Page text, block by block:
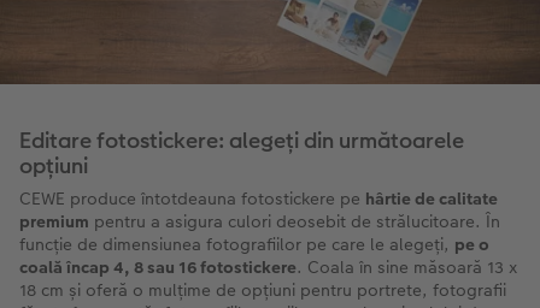
Editare fotostickere: alegeți din următoarele
opțiuni
CEWE produce întotdeauna fotostickere pe hârtie de calitate
premium pentru a asigura culori deosebit de strălucitoare. În
funcție de dimensiunea fotografiilor pe care le alegeți, pe o
coală încap 4, 8 sau 16 fotostickere. Coala în sine măsoară 13 x
18 cm și oferă o mulțime de opțiuni pentru portrete, fotografii